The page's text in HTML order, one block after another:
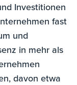
Investitionen
fast
und
in mehr als
davon etwa